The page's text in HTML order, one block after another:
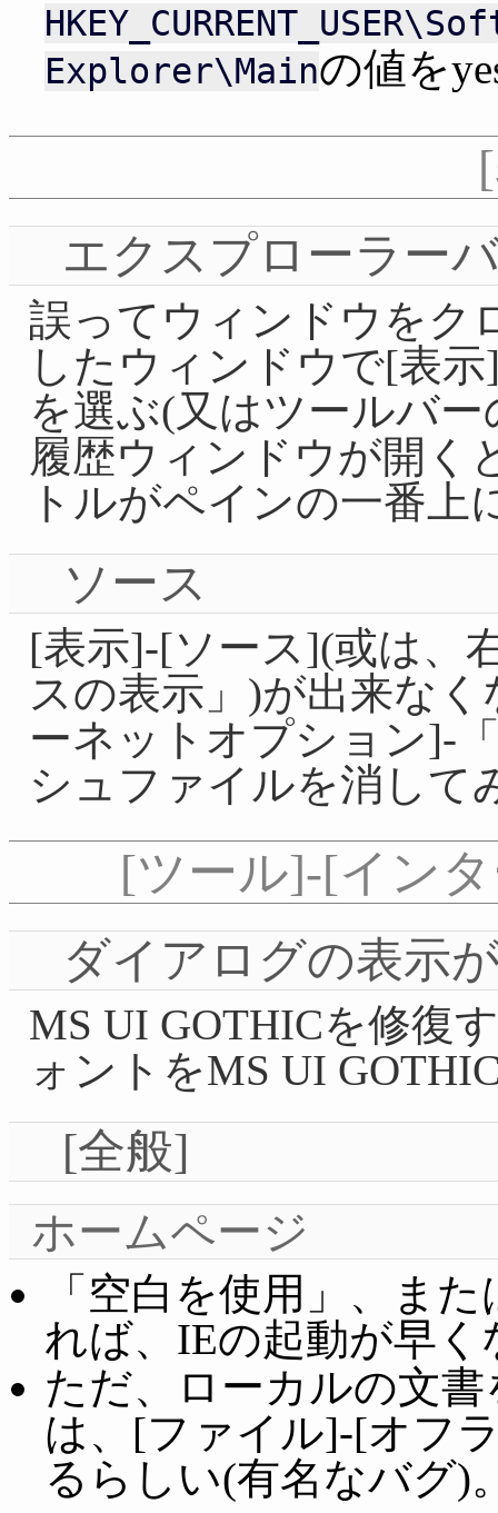
Explorer\Mainの値を
エクスプローラー
誤ってウィンドウをク
したウィンドウで[表
を選ぶ(又はツールバ
履歴ウィンドウが開く
トルがペインの一番上
ソース
[表示]-[ソース](或は、
スの表示」)が出来な
ーネットオプション]-
シュファイルを消して
[ツール]-[イン
ダイアログの表示
MS UI GOTHICを修復
ォントをMS UI
[全般]
ホームページ
「空白を使用」、ま
れば、IEの起動が早く
ただ、ローカルの文
は、[ファイル]-[オフ
るらしい(有名なバグ)